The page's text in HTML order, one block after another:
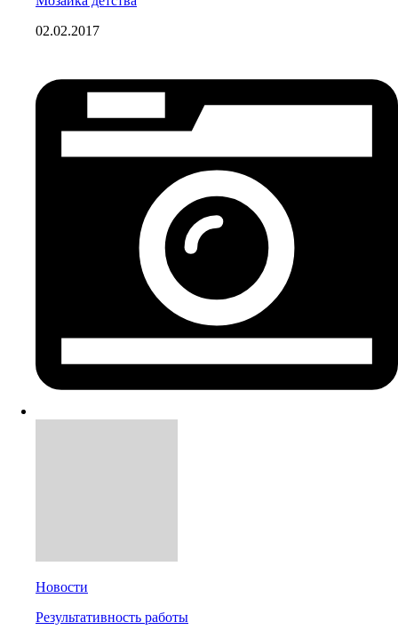
02.02.2017
Новости
Результативность работы